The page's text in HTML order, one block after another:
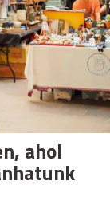
ahol